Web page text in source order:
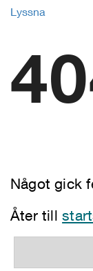
Lyssna
Något gick
Åter till